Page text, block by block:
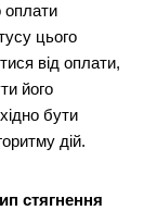
оплати
цього
від оплати,
його
бути
дій.
стягнення